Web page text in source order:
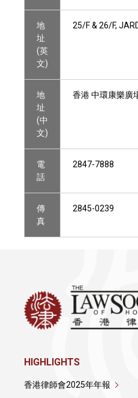
地
址
(英
文)
25/F & 26/F,
地
址
(中
文)
香港 中環康樂廣
電
話
2847-7888
傳
真
2845-0239
HIGHLIGHTS
香港律師會2025年年報